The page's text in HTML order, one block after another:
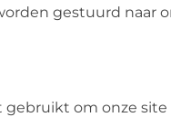
gestuurd naar
om onze